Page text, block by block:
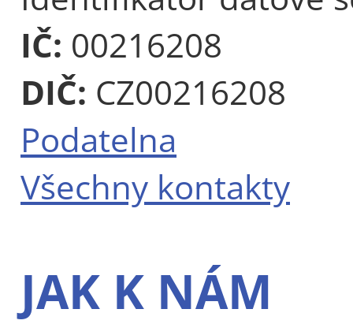
IČ: 00216208
DIČ: CZ00216208
Podatelna
Všechny kontakty
JAK K NÁM